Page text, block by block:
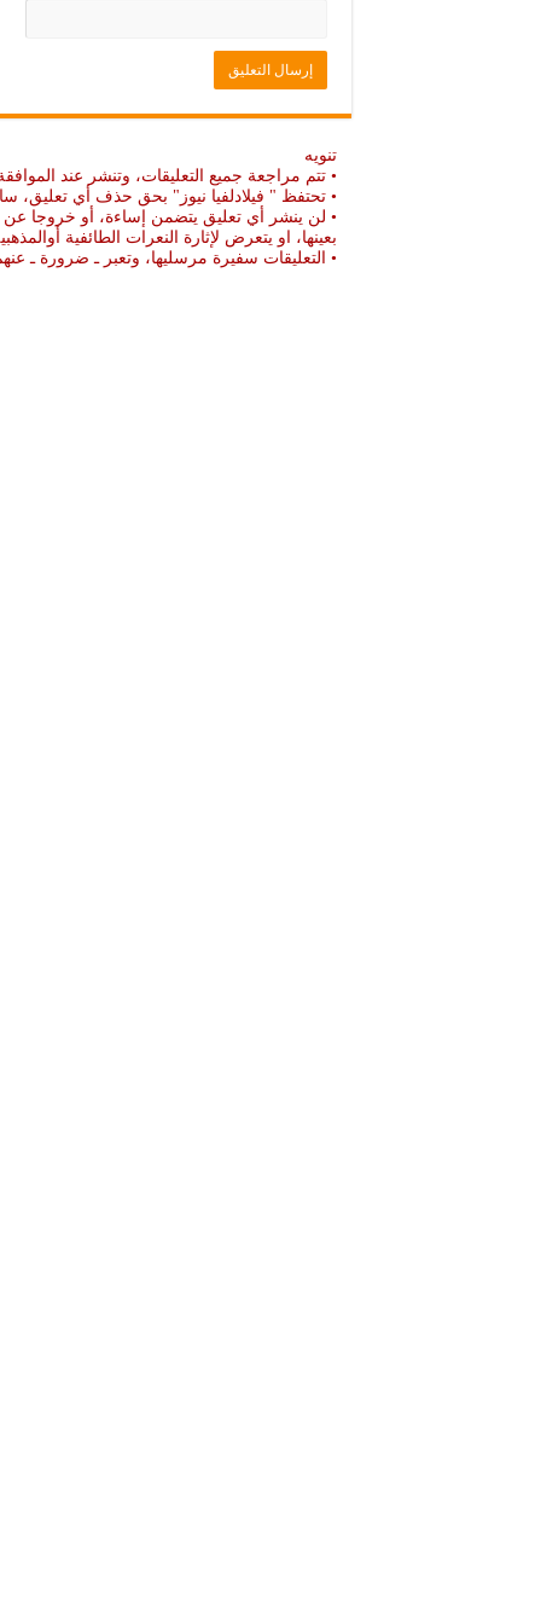
تنويه
• تتم مراجعة جميع التعليقات، وتنشر عند
• تحتفظ " فيلادلفيا نيوز" بحق حذف أي تعليق،
• لن ينشر أي تعليق يتضمن إساءة، أو خروجا عن
بعينها، او يتعرض لإثارة النعرات الطائفية
• التعليقات سفيرة مرسليها، وتعبر ـ ضرورة